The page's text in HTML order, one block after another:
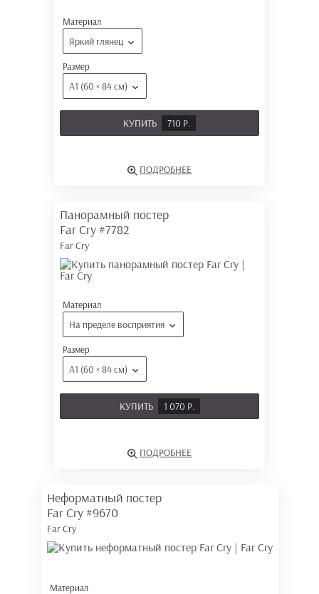
Материал
Яркий глянец
Размер
А1 (60 × 84 см)
КУПИТЬ 710 Р.
ПОДРОБНЕЕ
Панорамный постер
Far Cry #7782
Far Cry
Материал
На пределе восприятия
Размер
А1 (60 × 84 см)
КУПИТЬ 1 070 Р.
ПОДРОБНЕЕ
Неформатный постер
Far Cry #9670
Far Cry
Материал